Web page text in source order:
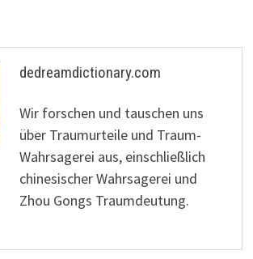
dedreamdictionary.com
Wir forschen und tauschen uns
über Traumurteile und Traum-
Wahrsagerei aus, einschließlich
chinesischer Wahrsagerei und
Zhou Gongs Traumdeutung.